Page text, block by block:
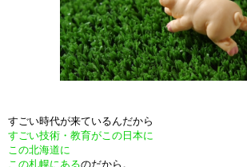
すごい時代が来ているんだから
すごい技術・教育がこの日本に
この北海道に
この札幌にあるのだから。